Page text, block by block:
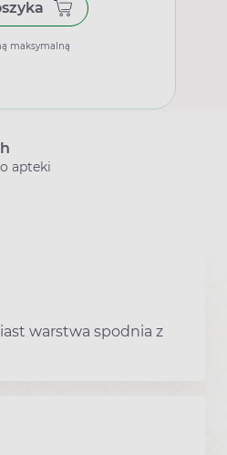
maksymalną
apteki
warstwa spodnia z